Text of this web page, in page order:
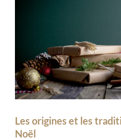
Les origines et les
Noël